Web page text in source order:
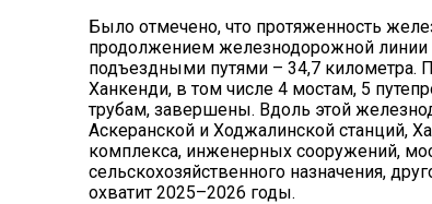
Было отмечено, что протяженность
продолжением железнодорожной линии
подъездными путями – 34,7 километра.
Ханкенди, в том числе 4 мостам, 5
трубам, завершены. Вдоль этой
Аскеранской и Ходжалинской станций,
комплекса, инженерных сооружений,
сельскохозяйственного назначения,
охватит 2025–2026 годы.